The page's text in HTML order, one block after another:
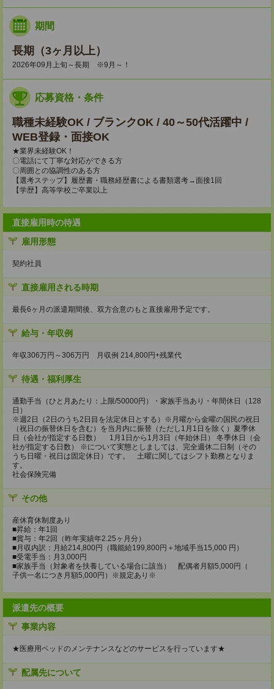
期間
長期（3ヶ月以上）
2026年09月上旬～長期 ※9月～！
応募資格・条件
職種未経験OK / ブランクOK / 40～50代活躍中 /
WEB登録・面接OK
★業界未経験OK！
〇電話にて丁寧な対応ができる方
〇周囲との協調性のある方
【選考ステップ】履歴書・職務経歴書による書類選考→面接1回
【学歴】高等学校ご卒業以上
直接雇用時の待遇
雇用形態
契約社員
直接雇用される時期
最長6ヶ月の派遣期間後、双方合意のもと直接雇用予定です。
給与・年収例
年収306万円～306万円 月収例 214,800円+残業代
待遇・福利厚生
通勤手当（ひと月あたり：上限/50000円）・家族手当あり・年間休日（128
日）
※週2日（2日のうち2日目を法定休日とする）※月曜から金曜の国民の祝日
（祝日の振替休日を含む）を当月内に振替（ただし1月1日を除く）夏季休
日（会社が指定する日数） 1月1日から1月3日（年始休日） 冬季休日（会
社が指定する日数） ※について実態としましては、完全週休二日制（その
うち日曜・祝日は固定休日）です。 土曜に関してはシフト勤務となりま
す。
社会保険完備
その他
産休育休制度あり
■昇給：年1回
■賞与：年2回（昨年実績年2.25ヶ月分）
■月収内訳：月給214,800円（職能給199,800円＋地域手当15,000 円）
■受電手当：月3,000円
■家族手当（対象者を扶養している場合に該当） 配偶者月額5,000円（
子供一名につき月額5,000円）※規定あり※
派遣先の概要
事業内容
★医療用ベッドのメンテナンスなどのサービスを行っています★
配属先について